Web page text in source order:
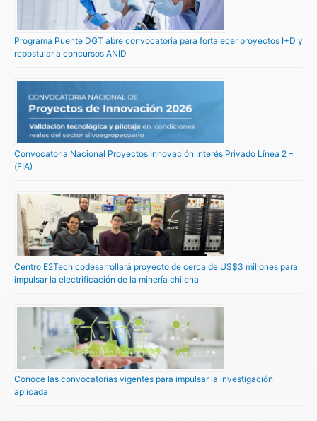
Programa Puente DGT abre convocatoria para fortalecer proyectos I+D y
repostular a concursos ANID
Convocatoria Nacional Proyectos Innovación Interés Privado Línea 2 –
(FIA)
Centro E2Tech codesarrollará proyecto de cerca de US$3 millones para
impulsar la electrificación de la minería chilena
Conoce las convocatorias vigentes para impulsar la investigación
aplicada